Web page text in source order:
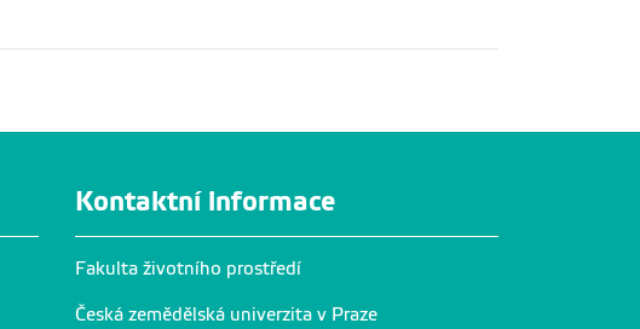
Kontaktní informace
Fakulta životního prostředí
Česká zemědělská univerzita v Praze